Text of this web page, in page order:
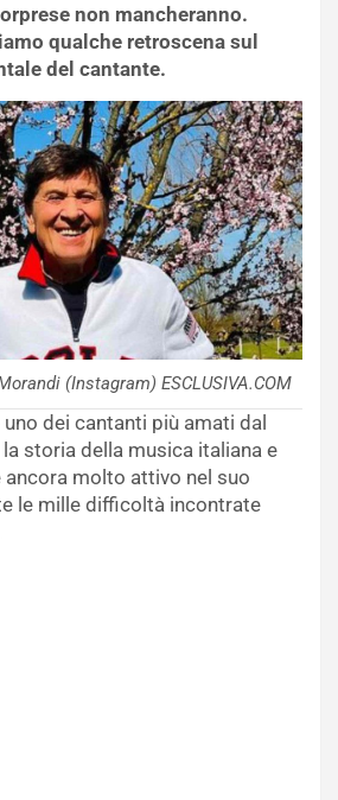
non mancheranno.
qualche retroscena sul
del cantante.
(Instagram) ESCLUSIVA.COM
uno dei cantanti più amati dal
storia della musica italiana e
ancora molto attivo nel suo
le mille difficoltà incontrate